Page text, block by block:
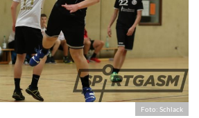
Foto: Schlack